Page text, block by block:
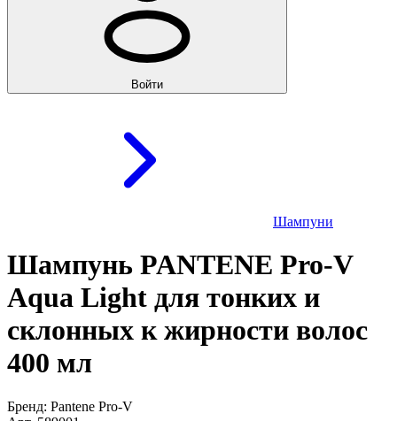
Войти
Шампуни
Шампунь PANTENE Pro-V
Aqua Light для тонких и
склонных к жирности волос
400 мл
Бренд: Pantene Pro-V